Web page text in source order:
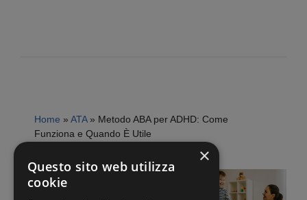
Home » ATA» Metodo ABA per ADHD: Come
Funziona e Quando È Utile
×
Questo sito web utilizza
cookie